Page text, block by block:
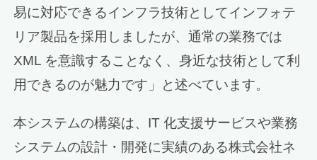
易に対応できるインフラ技術としてインフォテ
リア製品を採用しましたが、通常の業務では
XML を意識することなく、身近な技術として利
用できるのが魅力です」と述べています。
本システムの構築は、IT 化支援サービスや業務
システムの設計・開発に実績のある株式会社ネ